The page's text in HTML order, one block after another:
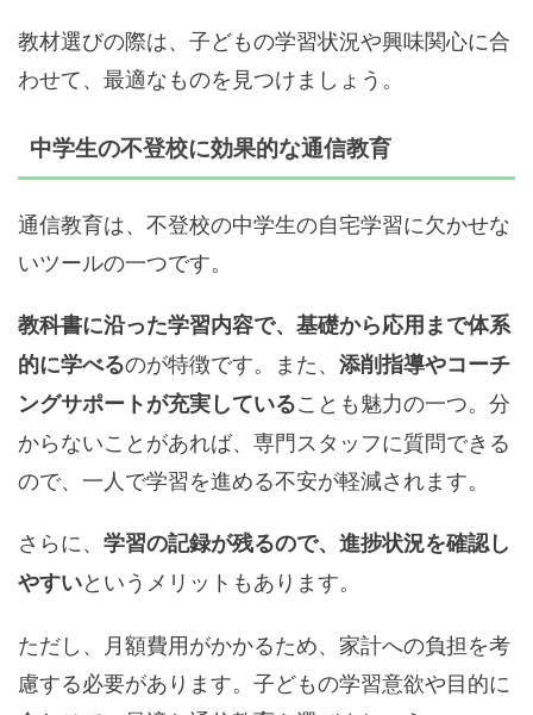
教材選びの際は、子どもの学習状況や興味関心に合
わせて、最適なものを見つけましょう。
中学生の不登校に効果的な通信教育
通信教育は、不登校の中学生の自宅学習に欠かせな
いツールの一つです。
教科書に沿った学習内容で、基礎から応用まで体系
的に学べるのが特徴です。また、 添削指導やコーチ
ングサポートが充実していることも魅力の一つ。分
からないことがあれば、専門スタッフに質問できる
ので、一人で学習を進める不安が軽減されます。
さらに、 学習の記録が残るので、進捗状況を確認し
やすいというメリットもあります。
ただし、月額費用がかかるため、家計への負担を考
慮する必要があります。子どもの学習意欲や目的に